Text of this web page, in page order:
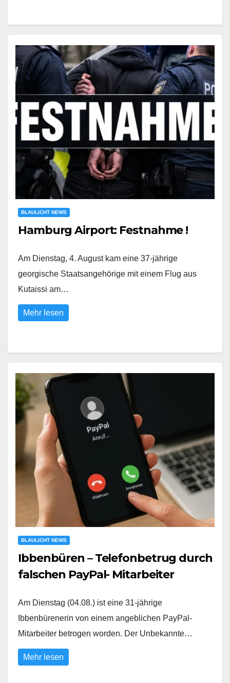
BLAULICHT NEWS
Hamburg Airport: Festnahme !
Am Dienstag, 4. August kam eine 37-jährige
georgische Staatsangehörige mit einem Flug aus
Kutaissi am…
Mehr lesen
BLAULICHT NEWS
Ibbenbüren – Telefonbetrug durch
falschen PayPal- Mitarbeiter
Am Dienstag (04.08.) ist eine 31-jährige
Ibbenbürenerin von einem angeblichen PayPal-
Mitarbeiter betrogen worden. Der Unbekannte…
Mehr lesen